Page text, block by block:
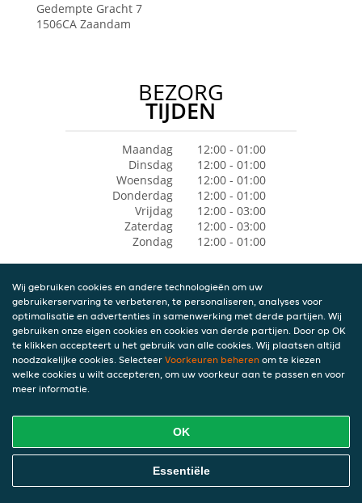
Gedempte Gracht 7
1506CA Zaandam
BEZORG
TIJDEN
Maandag
12:00 - 01:00
Dinsdag
12:00 - 01:00
Woensdag
12:00 - 01:00
Donderdag
12:00 - 01:00
Vrijdag
12:00 - 03:00
Zaterdag
12:00 - 03:00
Zondag
12:00 - 01:00
Wij gebruiken cookies en andere technologieën om uw
gebruikerservaring te verbeteren, te personaliseren, analyses voor
optimalisatie en advertenties in samenwerking met derde partijen. Wij
gebruiken onze eigen cookies en cookies van derde partijen. Door op OK
te klikken accepteert u het gebruik van alle cookies. Wij plaatsen altijd
noodzakelijke cookies. Selecteer Voorkeuren beheren om te kiezen
welke cookies u wilt accepteren, om uw voorkeur aan te passen en voor
meer informatie.
OK
Essentiële